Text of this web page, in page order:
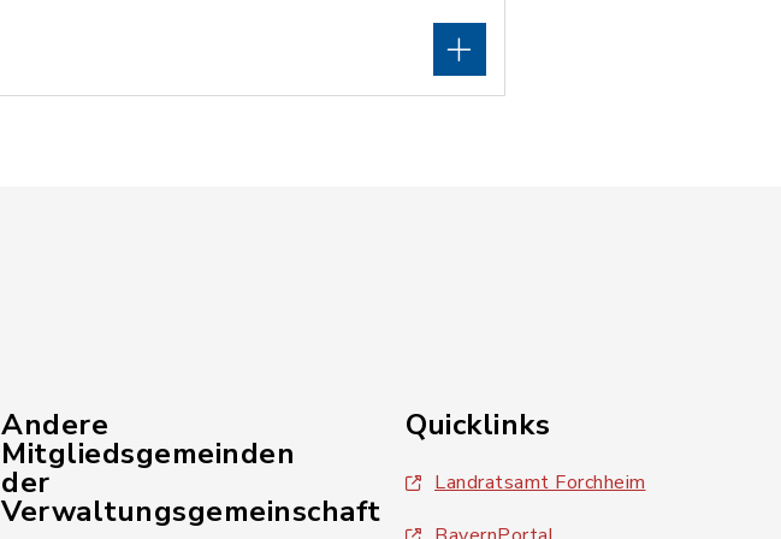
Andere
Mitgliedsgemeinden
der
Verwaltungsgemeinschaft
Quicklinks
Landratsamt Forchheim